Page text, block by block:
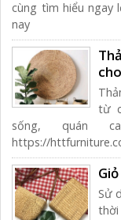
cùng tìm hiểu ngay
nay
từ
sống, quán
https://
Sử
thời